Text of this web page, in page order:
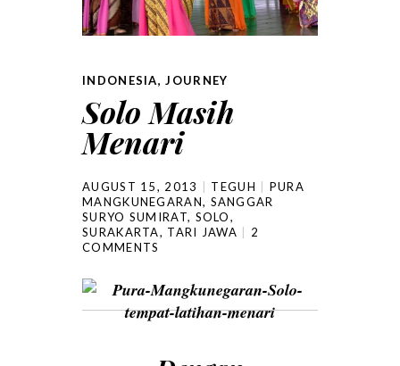
INDONESIA,JOURNEY
Solo Masih
Menari
AUGUST 15, 2013 TEGUH
PURA
MANGKUNEGARAN, SANGGAR
SURYO SUMIRAT, SOLO,
SURAKARTA, TARI JAWA
2
COMMENTS